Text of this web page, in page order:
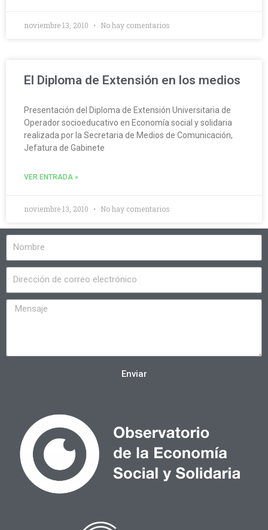
noviembre 13, 2010 No hay comentarios
El Diploma de Extensión en los medios
Presentación del Diploma de Extensión Universitaria de
Operador socioeducativo en Economía social y solidaria
realizada por la Secretaria de Medios de Comunicación,
Jefatura de Gabinete
VER ENTRADA »
noviembre 13, 2010 No hay comentarios
Enviar